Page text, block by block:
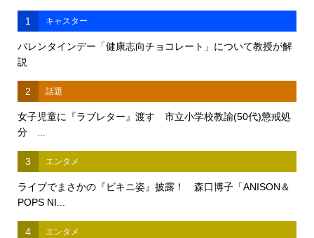
1 キャスター
バレンタインデー「健康志向チョコレート」について教授が解
説
2 話題
女子児童に『ラブレター』渡す 市立小学校教諭(50代)懲戒処
分 ...
3 エンタメ
ライブでまさかの『ビキニ姿』披露！ 森口博子「ANISON＆
POPS NI...
4 エンタメ